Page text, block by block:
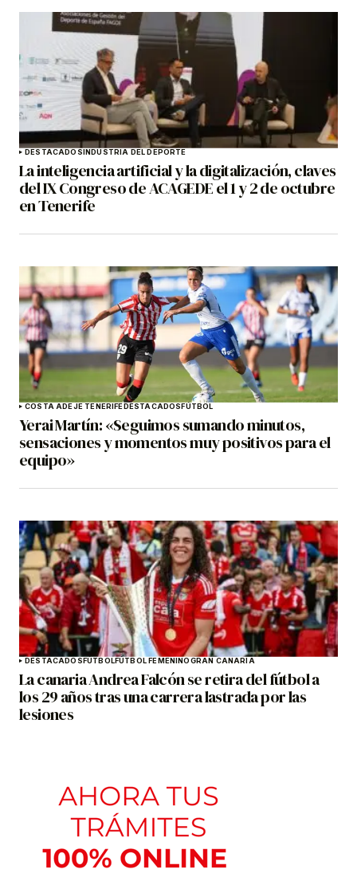
DESTACADOSINDUSTRIA DEL DEPORTE
La inteligencia artificial y la digitalización, claves
del IX Congreso de ACAGEDE el 1 y 2 de octubre
en Tenerife
COSTA ADEJE TENERIFEDESTACADOSFÚTBOL
Yerai Martín: «Seguimos sumando minutos,
sensaciones y momentos muy positivos para el
equipo»
DESTACADOSFÚTBOLFÚTBOL FEMENINOGRAN CANARIA
La canaria Andrea Falcón se retira del fútbol a
los 29 años tras una carrera lastrada por las
lesiones